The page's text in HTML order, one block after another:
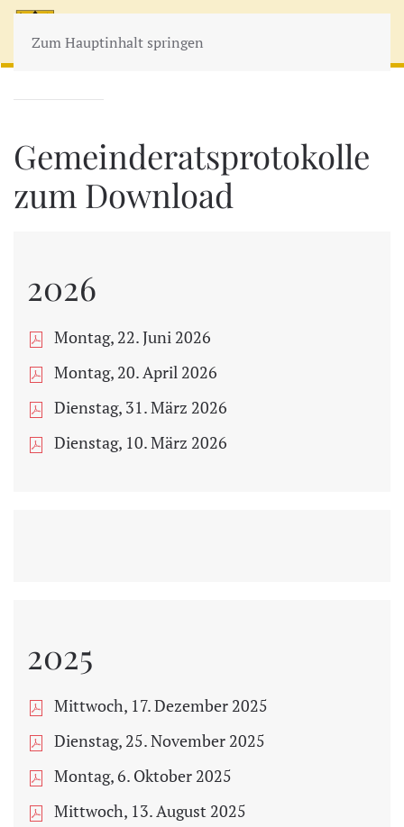
Zum Hauptinhalt springen
Gemeinderatsprotokolle
zum Download
2026
Montag, 22. Juni 2026
Montag, 20. April 2026
Dienstag, 31. März 2026
Dienstag, 10. März 2026
2025
Mittwoch, 17. Dezember 2025
Dienstag, 25. November 2025
Montag, 6. Oktober 2025
Mittwoch, 13. August 2025